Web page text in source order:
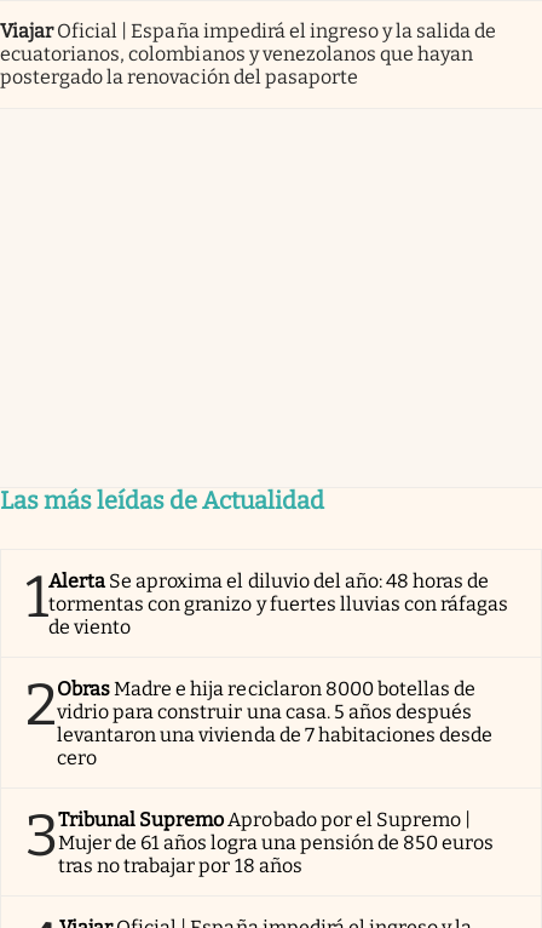
Viajar Oficial | España impedirá el ingreso y la salida de
ecuatorianos, colombianos y venezolanos que hayan
postergado la renovación del pasaporte
Las más leídas de Actualidad
1Alerta Se aproxima el diluvio del año: 48 horas de
tormentas con granizo y fuertes lluvias con ráfagas
de viento
2ObrasMadre e hija reciclaron 8000 botellas de
vidrio para construir una casa. 5 años después
levantaron una vivienda de 7 habitaciones desde
cero
3Tribunal Supremo Aprobado por el Supremo |
Mujer de 61 años logra una pensión de 850 euros
tras no trabajar por 18 años